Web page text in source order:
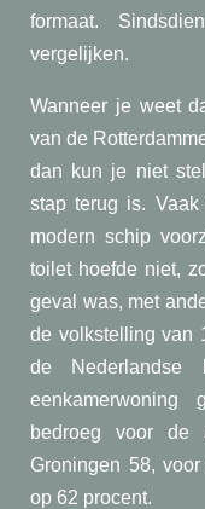
formaat.
vergelijken.
Wanneer je weet
van de
dan kun je niet
stap terug is.
modern schip
toilet hoefde niet,
geval was, met
de volkstelling van
de Nederlandse
eenkamerwoning
bedroeg voor de
Groningen 58,
op 62 procent.